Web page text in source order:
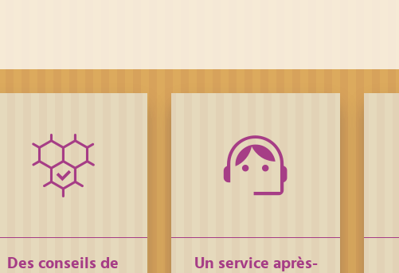
Des conseils de
Un service après-